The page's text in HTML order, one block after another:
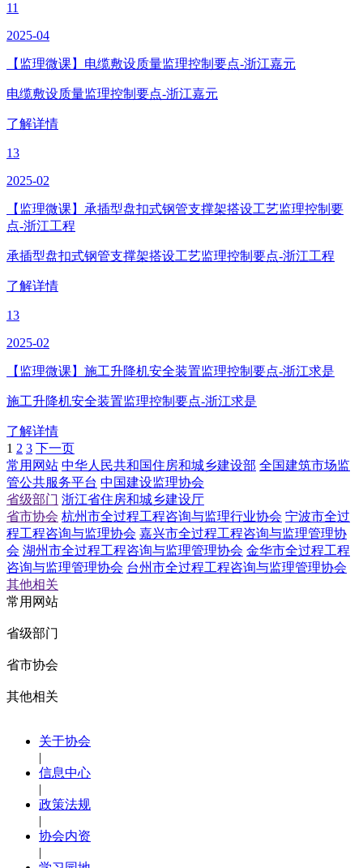
11
2025-04
【监理微课】电缆敷设质量监理控制要点-浙江嘉元
电缆敷设质量监理控制要点-浙江嘉元
了解详情
13
2025-02
【监理微课】承插型盘扣式钢管支撑架搭设工艺监理控制要
点-浙江工程
承插型盘扣式钢管支撑架搭设工艺监理控制要点-浙江工程
了解详情
13
2025-02
【监理微课】施工升降机安全装置监理控制要点-浙江求是
施工升降机安全装置监理控制要点-浙江求是
了解详情
1 2 3 下一页
常用网站 中华人民共和国住房和城乡建设部 全国建筑市场监
管公共服务平台 中国建设监理协会
省级部门 浙江省住房和城乡建设厅
省市协会 杭州市全过程工程咨询与监理行业协会 宁波市全过
程工程咨询与监理协会 嘉兴市全过程工程咨询与监理管理协
会 湖州市全过程工程咨询与监理管理协会 金华市全过程工程
咨询与监理管理协会 台州市全过程工程咨询与监理管理协会
其他相关
常用网站
省级部门
省市协会
其他相关
关于协会
|
信息中心
|
政策法规
|
协会内资
|